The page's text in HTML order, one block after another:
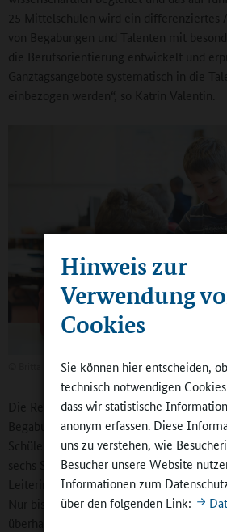
Hinweis zur
Verwendung
Cookies
Sie können hier entscheiden,
technisch notwendigen
dass wir statistische
anonym erfassen. Diese
uns zu verstehen, wie
Besucher unsere Website
Informationen zum
über den folgenden Link:
25 Mittelschulen wird ein differenziertes
von Begabungen und Talenten mit
die Berufsorientierung entwickelt und
Ganztagsangebote systematisch in die
einbezogen werden“, so Katrin Valentin.
Britta Hüning
Die Reflexion über Stärken und Talente
Begabungsförderung und ein Gewinn für
Schüler. Online-Befragungen der
sechs Schulen, Gruppendiskussionen
Leiterinnen und -Leiter hätten ein
Nur bis zu 3 Prozent der Leiter haben
überhaupt keine Talente bei den